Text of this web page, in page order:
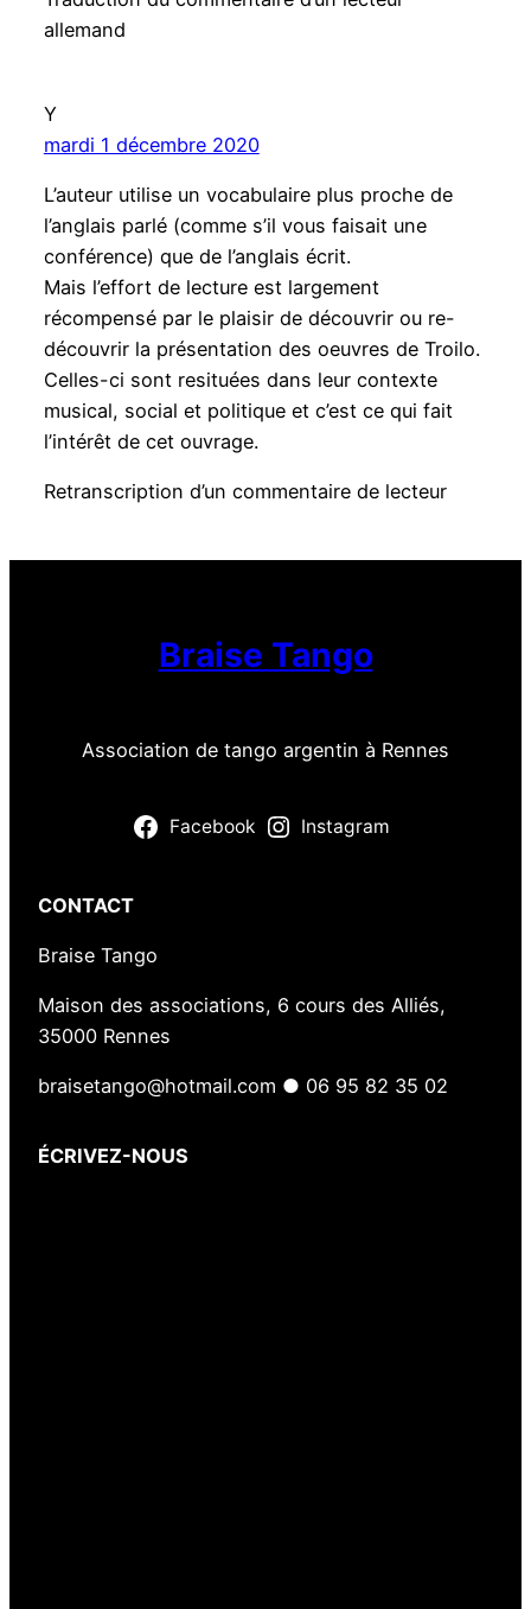
allemand
Y
mardi 1 décembre 2020
L’auteur utilise un vocabulaire plus proche de
l’anglais parlé (comme s’il vous faisait une
conférence) que de l’anglais écrit.
Mais l’effort de lecture est largement
récompensé par le plaisir de découvrir ou re-
découvrir la présentation des oeuvres de Troilo.
Celles-ci sont resituées dans leur contexte
musical, social et politique et c’est ce qui fait
l’intérêt de cet ouvrage.
Retranscription d’un commentaire de lecteur
Braise Tango
Association de tango argentin à Rennes
Facebook Instagram
CONTACT
Braise Tango
Maison des associations, 6 cours des Alliés,
35000 Rennes
braisetango@hotmail.com ● 06 95 82 35 02
ÉCRIVEZ-NOUS